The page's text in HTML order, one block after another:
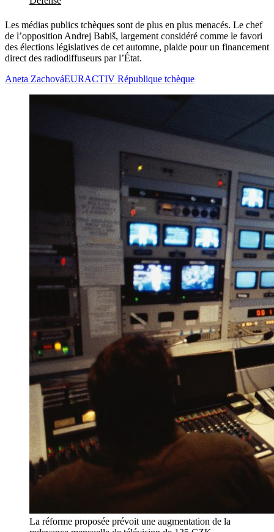
Les médias publics tchèques sont de plus en plus menacés. Le chef
de l’opposition Andrej Babiš, largement considéré comme le favori
des élections législatives de cet automne, plaide pour un financement
direct des radiodiffuseurs par l’État.
Aneta ZachováEURACTIV République tchèque
La réforme proposée prévoit une augmentation de la